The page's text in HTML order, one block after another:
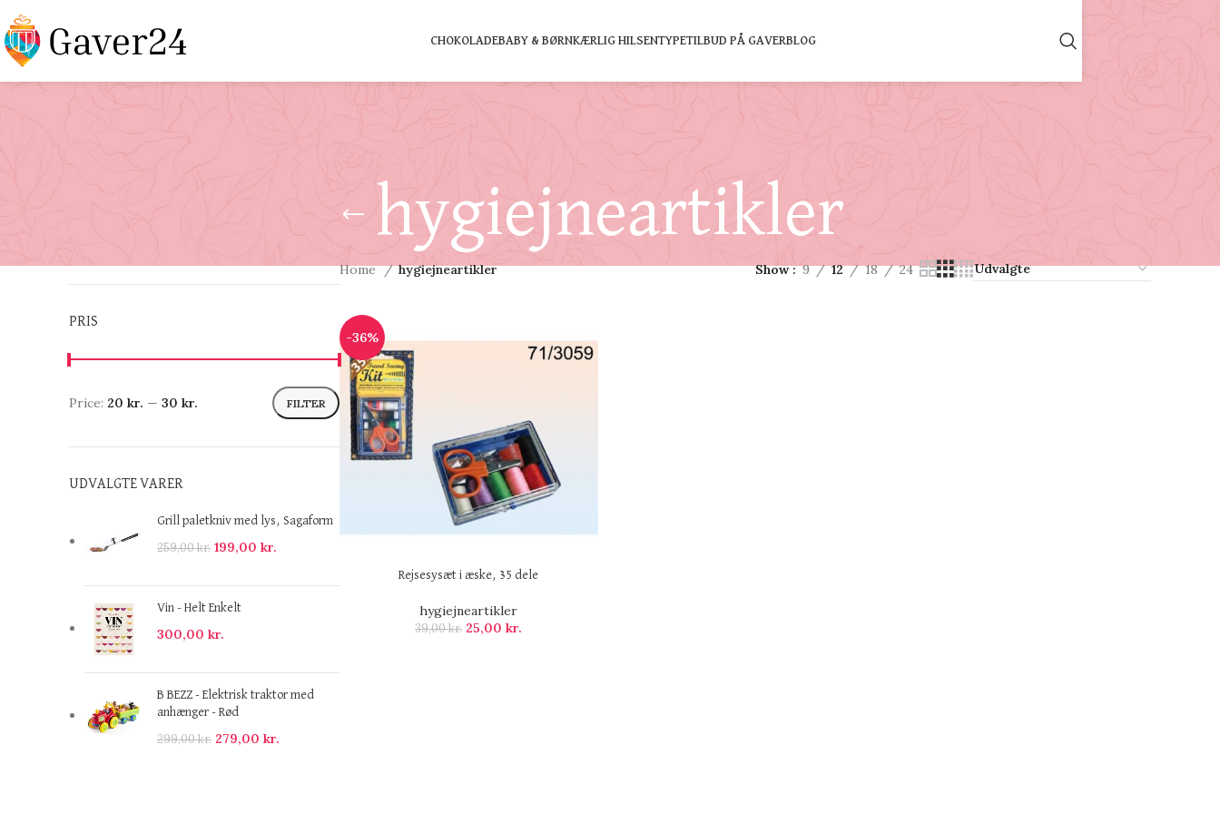
CHOKOLADEBABY & BØRNKÆRLIG HILSENTYPETILBUD PÅ GAVERBLOG
hygiejneartikler
PRIS
FILTER
Price: 20 kr. — 30 kr.
UDVALGTE VARER
Grill paletkniv med lys, Sagaform
259,00kr. 199,00 kr.
Vin - Helt Enkelt
300,00 kr.
B BEZZ - Elektrisk traktor med
anhænger - Rød
299,00kr. 279,00 kr.
Home hygiejneartikler Show 9 12 18 24
-36%
Rejsesysæt i æske, 35 dele
hygiejneartikler
39,00kr. 25,00kr.